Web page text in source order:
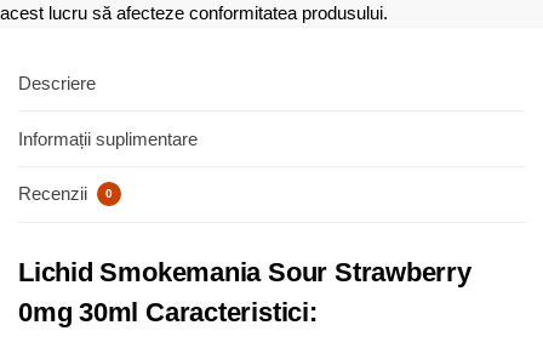
acest lucru să afecteze conformitatea produsului.
Descriere
Informații suplimentare
Recenzii 0
Lichid Smokemania Sour Strawberry
0mg 30ml Caracteristici: